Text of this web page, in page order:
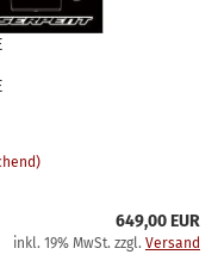
649,00 EUR
inkl. 19% MwSt. zzgl. Versand